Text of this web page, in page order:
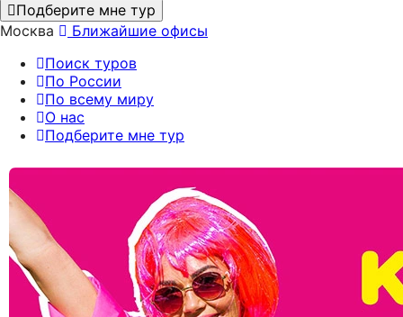
Подберите мне тур
Москва
Ближайшие офисы
Поиск туров
По России
По всему миру
О нас
Подберите мне тур